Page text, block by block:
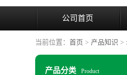
公司首页
当前位置： 首页 > 产品知识 >
产品分类 Product